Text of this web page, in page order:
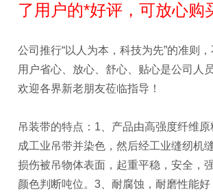
了用户的*好评，可放心购
公司推行“以人为本，科技为先”的准则，
用户省心、放心、舒心、贴心是公司人
欢迎各界新老朋友莅临指导！
吊装带的特点：1、产品由高强度纤维
成工业吊带并染色，然后经工业缝纫机
损伤被吊物体表面，起重平稳，安全，
颜色判断吨位。3、耐腐蚀，耐磨性能